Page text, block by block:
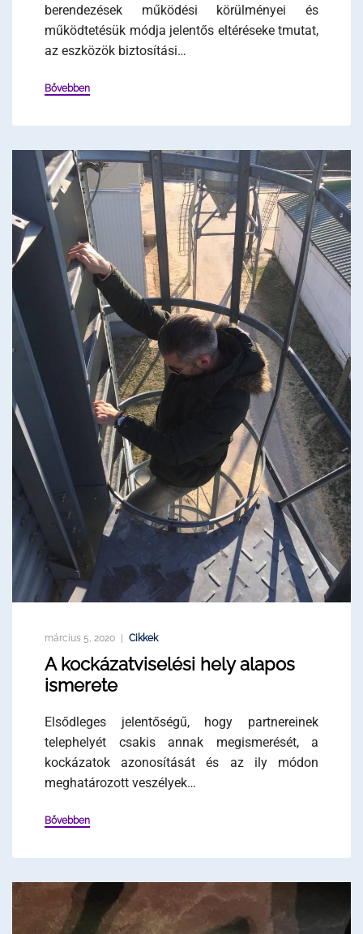
berendezések működési körülményei és
működtetésük módja jelentős eltéréseke tmutat,
az eszközök biztosítási…
Bővebben
március 5, 2020 Cikkek
A kockázatviselési hely alapos
ismerete
Elsődleges jelentőségű, hogy partnereinek
telephelyét csakis annak megismerését, a
kockázatok azonosítását és az ily módon
meghatározott veszélyek…
Bővebben